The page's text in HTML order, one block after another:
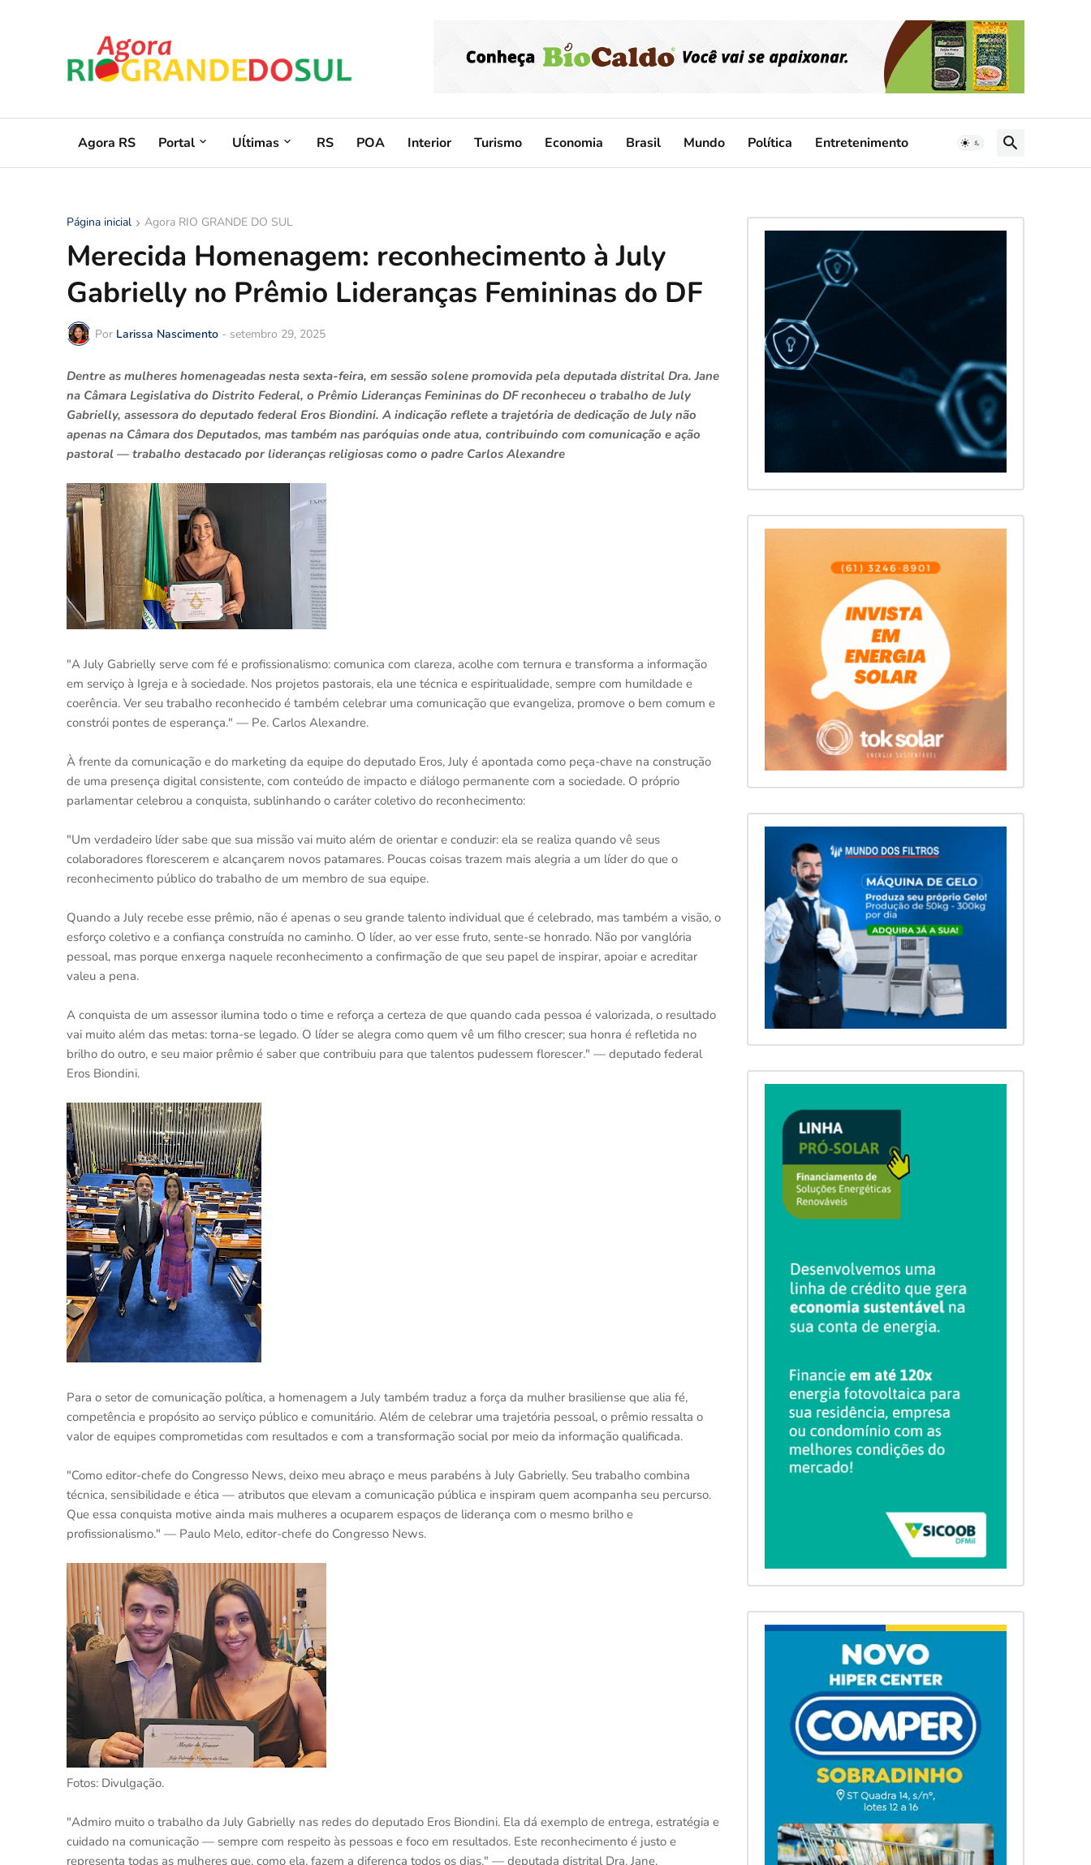
Agora RS Portal Uĺtimas RS POA Interior Turismo Economia Brasil Mundo Política Entretenimento
Página inicial Agora RIO GRANDE DO SUL
Merecida Homenagem: reconhecimento à July
Gabrielly no Prêmio Lideranças Femininas do DF
Por Larissa Nascimento - setembro 29, 2025
Dentre as mulheres homenageadas nesta sexta-feira, em sessão solene promovida pela deputada distrital Dra. Jane
na Câmara Legislativa do Distrito Federal, o Prêmio Lideranças Femininas do DF reconheceu o trabalho de July
Gabrielly, assessora do deputado federal Eros Biondini. A indicação reflete a trajetória de dedicação de July não
apenas na Câmara dos Deputados, mas também nas paróquias onde atua, contribuindo com comunicação e ação
pastoral — trabalho destacado por lideranças religiosas como o padre Carlos Alexandre
"A July Gabrielly serve com fé e profissionalismo: comunica com clareza, acolhe com ternura e transforma a informação
em serviço à Igreja e à sociedade. Nos projetos pastorais, ela une técnica e espiritualidade, sempre com humildade e
coerência. Ver seu trabalho reconhecido é também celebrar uma comunicação que evangeliza, promove o bem comum e
constrói pontes de esperança." — Pe. Carlos Alexandre.
À frente da comunicação e do marketing da equipe do deputado Eros, July é apontada como peça-chave na construção
de uma presença digital consistente, com conteúdo de impacto e diálogo permanente com a sociedade. O próprio
parlamentar celebrou a conquista, sublinhando o caráter coletivo do reconhecimento:
"Um verdadeiro líder sabe que sua missão vai muito além de orientar e conduzir: ela se realiza quando vê seus
colaboradores florescerem e alcançarem novos patamares. Poucas coisas trazem mais alegria a um líder do que o
reconhecimento público do trabalho de um membro de sua equipe.
Quando a July recebe esse prêmio, não é apenas o seu grande talento individual que é celebrado, mas também a visão, o
esforço coletivo e a confiança construída no caminho. O líder, ao ver esse fruto, sente-se honrado. Não por vanglória
pessoal, mas porque enxerga naquele reconhecimento a confirmação de que seu papel de inspirar, apoiar e acreditar
valeu a pena.
A conquista de um assessor ilumina todo o time e reforça a certeza de que quando cada pessoa é valorizada, o resultado
vai muito além das metas: torna-se legado. O líder se alegra como quem vê um filho crescer; sua honra é refletida no
brilho do outro, e seu maior prêmio é saber que contribuiu para que talentos pudessem florescer." — deputado federal
Eros Biondini.
Para o setor de comunicação política, a homenagem a July também traduz a força da mulher brasiliense que alia fé,
competência e propósito ao serviço público e comunitário. Além de celebrar uma trajetória pessoal, o prêmio ressalta o
valor de equipes comprometidas com resultados e com a transformação social por meio da informação qualificada.
"Como editor-chefe do Congresso News, deixo meu abraço e meus parabéns à July Gabrielly. Seu trabalho combina
técnica, sensibilidade e ética — atributos que elevam a comunicação pública e inspiram quem acompanha seu percurso.
Que essa conquista motive ainda mais mulheres a ocuparem espaços de liderança com o mesmo brilho e
profissionalismo." — Paulo Melo, editor-chefe do Congresso News.
Fotos: Divulgação.
"Admiro muito o trabalho da July Gabrielly nas redes do deputado Eros Biondini. Ela dá exemplo de entrega, estratégia e
cuidado na comunicação — sempre com respeito às pessoas e foco em resultados. Este reconhecimento é justo e
representa todas as mulheres que, como ela, fazem a diferença todos os dias." — deputada distrital Dra. Jane.